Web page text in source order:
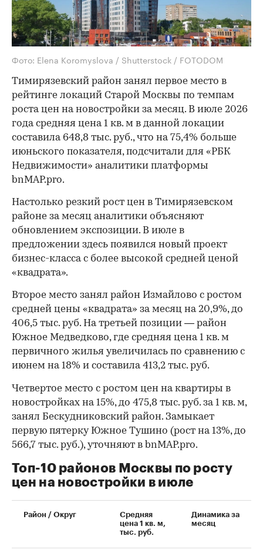
Фото: Elena Koromyslova / Shutterstock / FOTODOM
Тимирязевский район занял первое место в
рейтинге локаций Старой Москвы по темпам
роста цен на новостройки за месяц. В июле 2026
года средняя цена 1 кв. м в данной локации
составила 648,8 тыс. руб., что на 75,4% больше
июньского показателя, подсчитали для «РБК
Недвижимости» аналитики платформы
bnMAP.pro.
Настолько резкий рост цен в Тимирязевском
районе за месяц аналитики объясняют
обновлением экспозиции. В июле в
предложении здесь появился новый проект
бизнес-класса с более высокой средней ценой
«квадрата».
Второе место занял район Измайлово с ростом
средней цены «квадрата» за месяц на 20,9%, до
406,5 тыс. руб. На третьей позиции — район
Южное Медведково, где средняя цена 1 кв. м
первичного жилья увеличилась по сравнению с
июнем на 18% и составила 413,2 тыс. руб.
00:00 / 00:00
Четвертое место с ростом цен на квартиры в
новостройках на 15%, до 475,8 тыс. руб. за 1 кв. м,
занял Бескудниковский район. Замыкает
первую пятерку Южное Тушино (рост на 13%, до
566,7 тыс. руб.), уточняют в bnMAP.pro.
Топ-10 районов Москвы по росту
цен на новостройки в июле
Район / Округ
Средняя
цена 1 кв. м,
тыс. руб.
Динамика за
месяц